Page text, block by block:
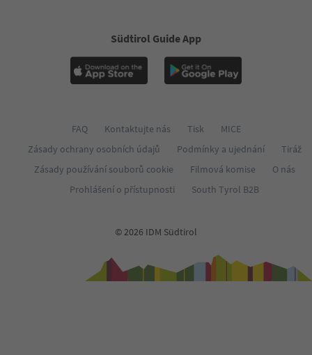
Südtirol Guide App
FAQ Kontaktujte nás Tisk
MICE
Zásady ochrany osobních údajů
Podmínky a ujednání
Tiráž
Zásady používání souborů cookie
Filmová komise
O nás
Prohlášení o přístupnosti
South Tyrol B2B
© 2026 IDM Südtirol